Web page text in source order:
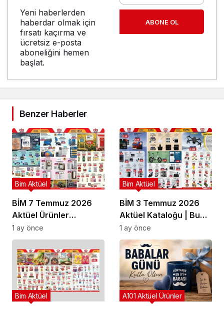
Yeni haberlerden
haberdar olmak için
fırsatı kaçırma ve
ücretsiz e-posta
aboneliğini hemen
başlat.
ABONE OL
Benzer Haberler
BİM 7 Temmuz 2026
Aktüel Ürünler
Kataloğu | Bu Hafta
İndirimde Olan Ürünler
Bim Aktüel
1 ay önce
BİM 3 Temmuz 2026
Aktüel Kataloğu | Bu
Hafta İndirime Giren
Ürünler
Bim Aktüel
1 ay önce
Bim Aktüel A101 Aktüel Ürünler